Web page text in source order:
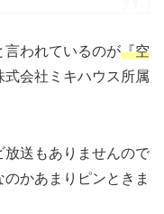
言われているのが『空
会社ミキハウス所属
送もありませんので
かあまりピンときま